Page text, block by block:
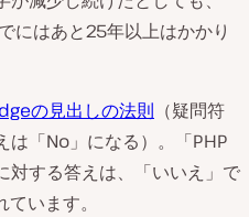
にはあと25年以上はかかり
の見出しの法則 （疑問符
は「No」になる）。「PHP
対する答えは、「いいえ」で
います。